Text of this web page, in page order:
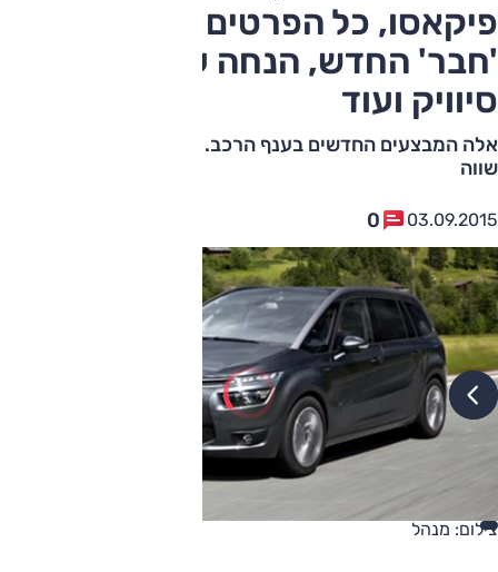
פיקאסו, כל הפרטים על מבצע
'חבר' החדש, הנחה על הונדה
סיוויק ועוד
אלה המבצעים החדשים בענף הרכב. כדאי לכם להתעדכן, זה
שווה
03.09.2015
0
צילום: מנהל